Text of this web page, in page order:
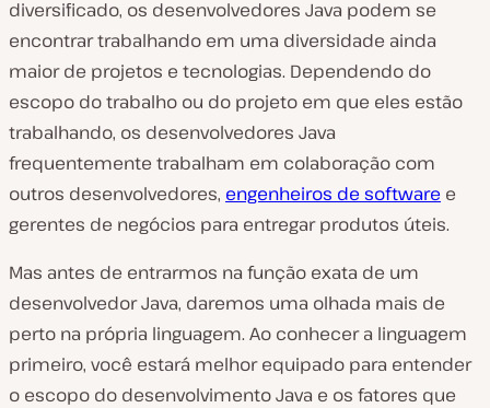
v
d
o
diversificado, os desenvolvedores Java podem se
encontrar trabalhando em uma diversidade ainda
maior de projetos e tecnologias. Dependendo do
escopo do trabalho ou do projeto em que eles estão
trabalhando, os desenvolvedores Java
frequentemente trabalham em colaboração com
outros desenvolvedores, engenheiros de software e
gerentes de negócios para entregar produtos úteis.
Mas antes de entrarmos na função exata de um
desenvolvedor Java, daremos uma olhada mais de
perto na própria linguagem. Ao conhecer a linguagem
primeiro, você estará melhor equipado para entender
o escopo do desenvolvimento Java e os fatores que